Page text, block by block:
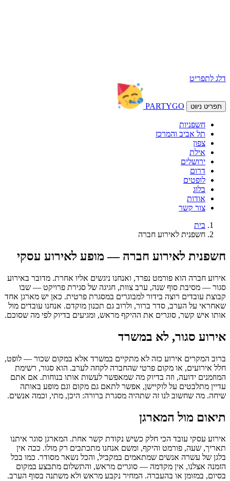
דלג לתפריט
תפריט ניווט PARTYGO
חשפניות
תל אביב והמרכז
צפון
אילת
ירושלים
דרום
לופטים
בלוג
אודות
צור קשר
בית
חשפנית לאירוע חברה
חשפנית לאירוע חברה — מופע לאירוע עסקי
אירוע חברה הוא פורמט נפרד, ואנחנו ניגשים אליו אחרת. מדובר באירוע
סגור — מסיבת סוף שנה, ערב צוות, חגיגה של סגירת פרויקט — שבו
קבוצת עובדים רוצה בידור למבוגרים במסגרת פרטית. כאן יש מארגן אחד
שאחראי על הערב, סדר ברור, ולרוב גם תכנון מוקדם. אנחנו עובדים מול
אותו איש קשר, סוגרים את ההיקף מראש, ומגיעים בדיוק לפי מה שסוכם.
אירוע סגור, לא במשרד
ברוב המקרים אירוע כזה לא מתקיים במשרד אלא במקום שכור — לופט,
חלל אירועים, או מקום פרטי שהחברה לקחה לערב. הוא סגור, רשימת
המוזמנים ידועה, וזה בדיוק מה שמאפשר לעשות אותו בנוחות. אם אתם
עדיין מתלבטים על לוקיישן, אפשר לתאם גם מקום וגם מופע באותה
שיחה. מה שחשוב לנו זה שתהיה מסגרת ברורה: היכן, מתי, וכמה אנשים.
תיאום מול המארגן
אירוע עסקי עובד הכי חלק כשיש נקודת קשר אחת. המארגן סוגר איתנו
תאריך, שעה, פורמט והיקף, ומשם אנחנו מתכתבים רק מולו. ככה אין
בלגן של עשרה אנשים שמתאמים במקביל, והכל נשאר מסודר. כמו בכל
הזמנה אצלנו, אין מקדמה — סוגרים מראש, והתשלום מתבצע במקום
בסיום, במזומן או בהעברה. המחיר נקבע מראש ולא משתנה בסוף הערב.